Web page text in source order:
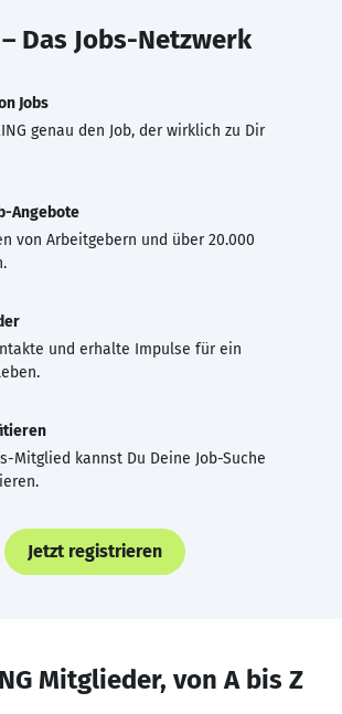
– Das Jobs-Netzwerk
Jobs
genau den Job, der wirklich zu Dir
Angebote
von Arbeitgebern und über 20.000
und erhalte Impulse für ein
Mitglied kannst Du Deine Job-Suche
Jetzt registrieren
Mitglieder, von A bis Z